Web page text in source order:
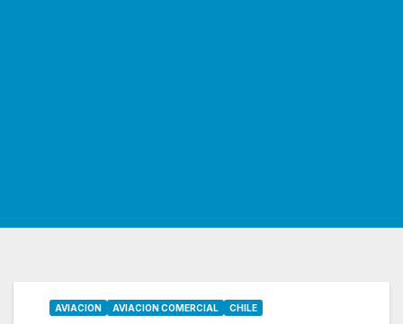
AVIACION AVIACION COMERCIAL CHILE